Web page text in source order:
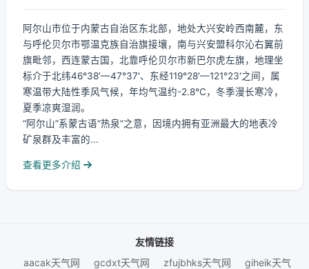
阿尔山市位于内蒙古自治区东北部，地处大兴安岭西南麓，东
与呼伦贝尔市鄂温克族自治旗接壤，南与兴安盟科尔沁右翼前
旗毗邻，西连蒙古国，北靠呼伦贝尔市新巴尔虎左旗，地理坐
标介于北纬46°38′—47°37′、东经119°28′—121°23′之间，属
寒温带大陆性季风气候，年均气温约-2.8℃，冬季漫长寒冷，
夏季凉爽湿润。
“阿尔山”系蒙古语“热泉”之意，因境内拥有亚洲最大的地表冷
矿泉群及丰富的...
查看更多介绍
友情链接
aacak天气网
gcdxt天气网 zfujbhks天气网 giheik天气